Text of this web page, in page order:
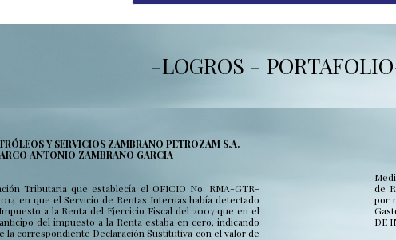
-LOGROS -
Y SERVICIOS ZAMBRANO PETROZAM S.A.
ANTONIO ZAMBRANO GARCIA
Tributaria que establecía el OFICIO No. RMA-GTR-
en que el Servicio de Rentas Internas había detectado
a la Renta del Ejercicio Fiscal del 2007 que en el
del impuesto a la Renta estaba en cero, indicando
la correspondiente Declaración Sustitutiva con el valor de
de
por
DE